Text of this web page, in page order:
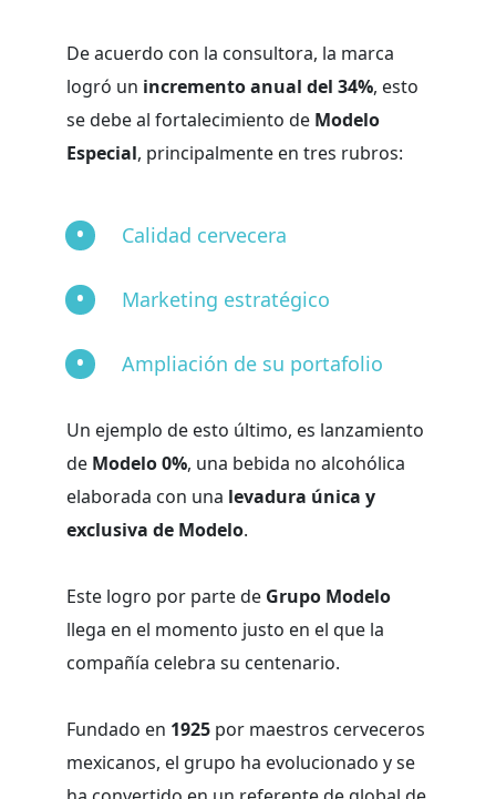
De acuerdo con la consultora, la marca
logró un incremento anual del 34%, esto
se debe al fortalecimiento de Modelo
Especial, principalmente en tres rubros:
Calidad cervecera
Marketing estratégico
Ampliación de su portafolio
Un ejemplo de esto último, es lanzamiento
de Modelo 0%, una bebida no alcohólica
elaborada con una levadura única y
exclusiva de Modelo.
Este logro por parte de Grupo Modelo
llega en el momento justo en el que la
compañía celebra su centenario.
Fundado en 1925 por maestros cerveceros
mexicanos, el grupo ha evolucionado y se